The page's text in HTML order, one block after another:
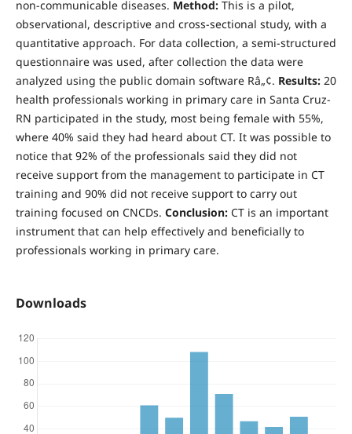
non-communicable diseases. Method:This is a pilot,
observational, descriptive and cross-sectional study, with a
quantitative approach. For data collection, a semi-structured
questionnaire was used, after collection the data were
analyzed using the public domain software Râ„¢. Results:20
health professionals working in primary care in Santa Cruz-
RN participated in the study, most being female with 55%,
where 40% said they had heard about CT. It was possible to
notice that 92% of the professionals said they did not
receive support from the management to participate in CT
training and 90% did not receive support to carry out
training focused on CNCDs. Conclusion:CT is an important
instrument that can help effectively and beneficially to
professionals working in primary care.
Downloads